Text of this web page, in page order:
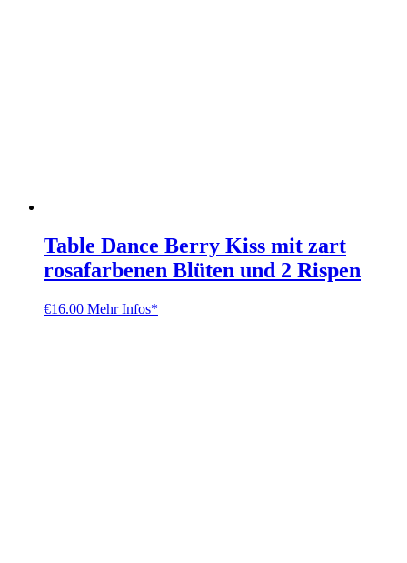
Table Dance Berry Kiss mit zart
rosafarbenen Blüten und 2 Rispen
€16.00 Mehr Infos*